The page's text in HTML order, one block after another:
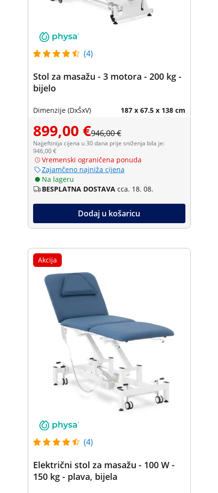
(4)
Stol za masažu - 3 motora - 200 kg -
bijelo
Dimenzije (DxŠxV) 187 x 67.5 x 138 cm
899,00 €946,00 €
Najjeftinija cijena u 30 dana prije sniženja bila je:
946,00 €
Vremenski ograničena ponuda
Zajamčeno najniža cijena
Na lageru
BESPLATNA DOSTAVA cca. 18. 08.
Dodaj u košaricu
Akcija
(4)
Električni stol za masažu - 100 W -
150 kg - plava, bijela